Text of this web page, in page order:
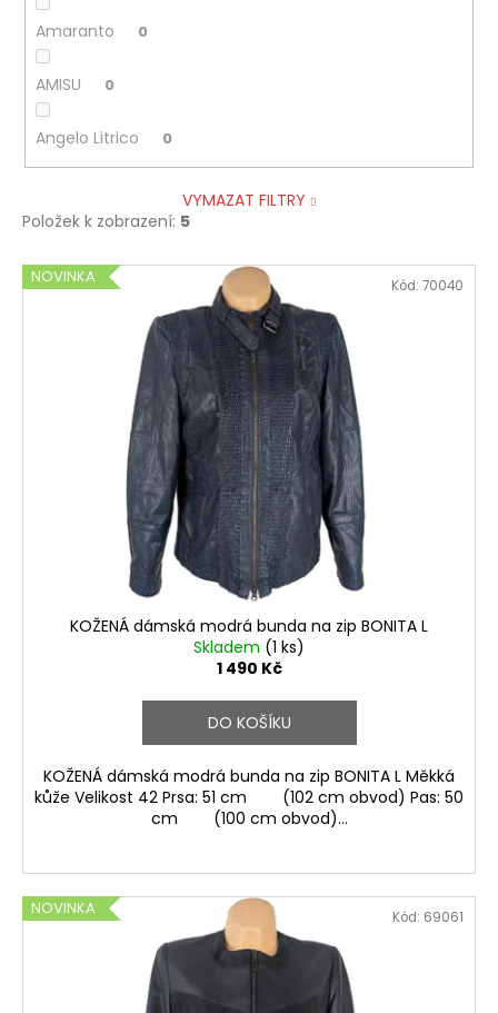
Amaranto 0
AMISU 0
Angelo Litrico 0
VYMAZAT FILTRY
Položek k zobrazení: 5
VNOVINKA
KOŽENÁ dámská modrá bunda na zip BONITA L
Skladem (1 ks)
1 490 Kč
DO KOŠÍKU
KOŽENÁ dámská modrá bunda na zip BONITA L Měkká
kůže Velikost 42 Prsa: 51 cm (102 cm obvod) Pas: 50
cm (100 cm obvod)...
Kód: 70040
NOVINKA Kód: 69061